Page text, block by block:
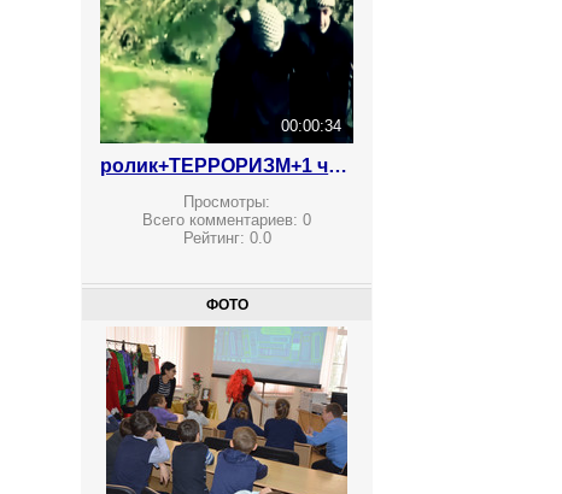
00:00:34
ролик+ТЕРРОРИЗМ+1 что делают ваши дети
Просмотры:
Всего комментариев:0
Рейтинг: 0.0
ФОТО